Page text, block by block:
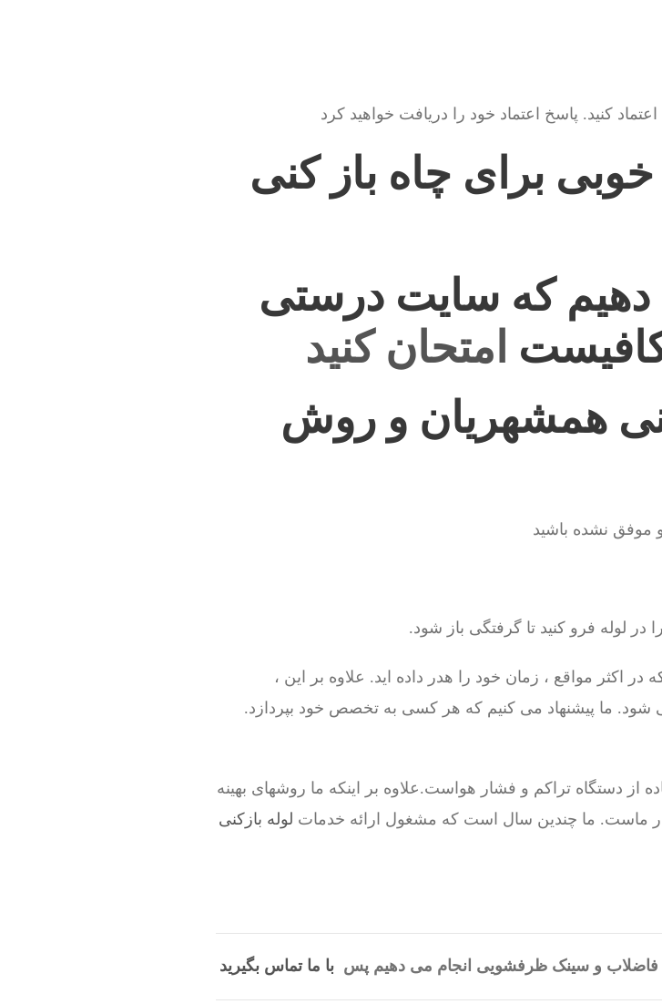
کنید. پاسخ اعتماد خود را دریافت خواهید کرد
خوبی برای چاه باز کنی
دهیم که سایت درستی
کافیست امتحان کنید
همشهریان و روش
موفق نشده باشید
لوله فرو کنید تا گرفتگی باز شود.
مواقع ، زمان خود را هدر داده اید. علاوه بر این ،
ما پیشنهاد می کنیم که هر کسی به تخصص خود بپردازد.
از دستگاه تراکم و فشار هواست.علاوه بر اینکه ما روشهای بهینه
ماست. ما چندین سال است که مشغول ارائه خدمات لوله بازکنی
فاضلاب و سینک ظرفشویی انجام می دهیم پس با ما تماس بگیرید